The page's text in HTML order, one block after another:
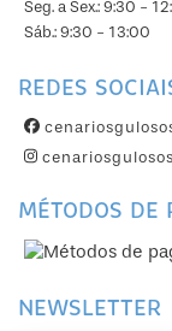
Seg. a Sex.: 9:30 -
Sáb.: 9:30 - 13:00
REDES
cenariosgulosos
MÉTODOS DE
NEWSLETTER